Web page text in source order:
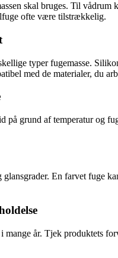
skal bruges. Til
ofte være tilstrækkelig.
typer fugemasse.
med de materialer, du
grund af temperatur og
glansgrader. En farvet fuge
mange år. Tjek produktets